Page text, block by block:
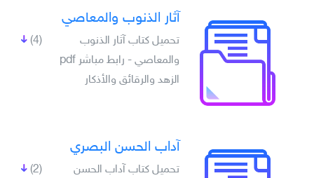
آثار الذنوب والمعاصي
(4)
تحميل كتاب آثار الذنوب
والمعاصي - رابط مباشر pdf
الزهد والرقائق والأذكار
آداب الحسن البصري
(2)
تحميل كتاب آداب الحسن